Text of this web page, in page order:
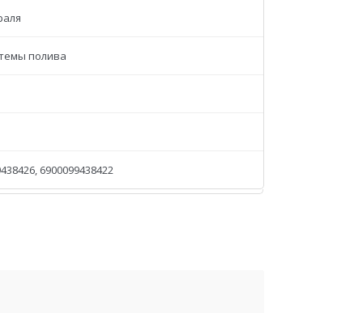
полива
6900099438422